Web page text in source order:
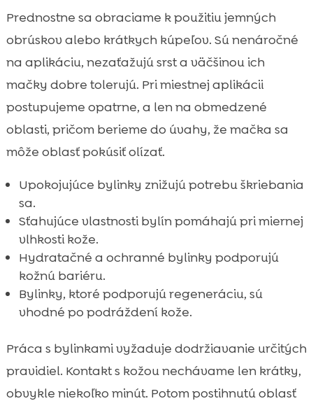
Prednostne sa obraciame k použitiu jemných
obrúskov alebo krátkych kúpeľov. Sú nenáročné
na aplikáciu, nezaťažujú srst a väčšinou ich
mačky dobre tolerujú. Pri miestnej aplikácii
postupujeme opatrne, a len na obmedzené
oblasti, pričom berieme do úvahy, že mačka sa
môže oblasť pokúsiť olízať.
Upokojujúce bylinky znižujú potrebu škriebania
sa.
Sťahujúce vlastnosti bylín pomáhajú pri miernej
vlhkosti kože.
Hydratačné a ochranné bylinky podporujú
kožnú bariéru.
Bylinky, ktoré podporujú regeneráciu, sú
vhodné po podráždení kože.
Práca s bylinkami vyžaduje dodržiavanie určitých
pravidiel. Kontakt s kožou nechávame len krátky,
obvykle niekoľko minút. Potom postihnutú oblasť